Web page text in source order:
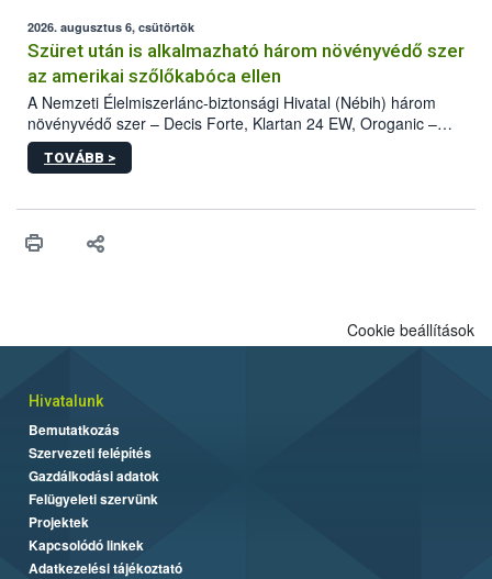
az intenzív felderítést, emellett az intézkedéseket a szlovák
hatósággal is összehangolják a terjedés megállítása érdekében.
2026. augusztus 6, csütörtök
Szüret után is alkalmazható három növényvédő szer
az amerikai szőlőkabóca ellen
A Nemzeti Élelmiszerlánc-biztonsági Hivatal (Nébih) három
növényvédő szer – Decis Forte, Klartan 24 EW, Oroganic –
engedélyokiratát módosította, így azok a szüretet követően,
egészen a vesszőérettség (BBCH 91) stádiumáig
érésű szőlőkben is legyen lehetőség a károsító elleni további
felhasználók számára is elérhető és ökológiai termesztésben is
TOVÁBB >
Cookie beállítások
Hivatalunk
Bemutatkozás
Szervezeti felépítés
Gazdálkodási adatok
Felügyeleti szervünk
Projektek
Kapcsolódó linkek
Adatkezelési tájékoztató